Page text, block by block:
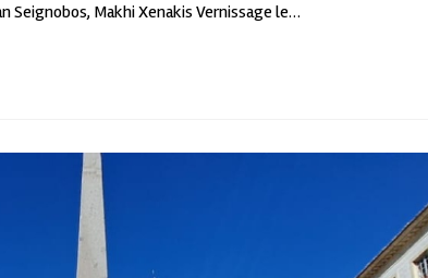
Seignobos, Makhi Xenakis Vernissage le…